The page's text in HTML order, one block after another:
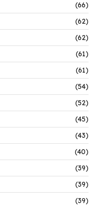
(66)
(62)
(62)
(61)
(61)
(54)
(52)
(45)
(43)
(40)
(39)
(39)
(39)